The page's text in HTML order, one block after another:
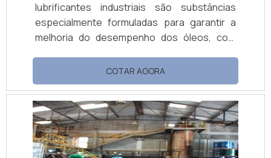
lubrificantes industriais são substâncias
especialmente formuladas para garantir a
melhoria do desempenho dos óleos, com
entre dois objetos. Eles podem ser aplicados
em diversas operações industriais,
garantindo o aperfeiçoamento do trabalho
das máquinas e redução de falhas nos
equipamentos.Quais as qualidades dos
aditivos para lubrificantesEsse é u...
COTAR AGORA